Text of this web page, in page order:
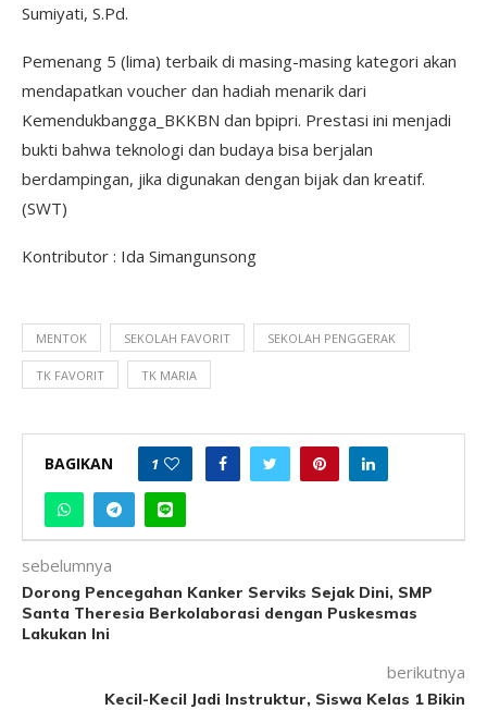
Sumiyati, S.Pd.
Pemenang 5 (lima) terbaik di masing-masing kategori akan
mendapatkan voucher dan hadiah menarik dari
Kemendukbangga_BKKBN dan bpipri. Prestasi ini menjadi
bukti bahwa teknologi dan budaya bisa berjalan
berdampingan, jika digunakan dengan bijak dan kreatif.
(SWT)
Kontributor : Ida Simangunsong
MENTOK SEKOLAH FAVORIT SEKOLAH PENGGERAK
TK FAVORIT TK MARIA
BAGIKAN 1
sebelumnya
Dorong Pencegahan Kanker Serviks Sejak Dini, SMP
Santa Theresia Berkolaborasi dengan Puskesmas
Lakukan Ini
berikutnya
Kecil-Kecil Jadi Instruktur, Siswa Kelas 1 Bikin